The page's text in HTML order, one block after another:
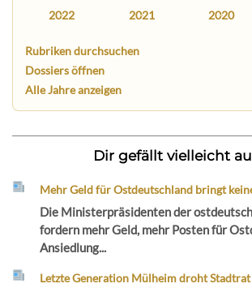
2022 2021 2020
Rubriken durchsuchen
Dossiers öffnen
Alle Jahre anzeigen
Dir gefällt vielleicht
Mehr Geld für Ostdeutschland bringt
Die Ministerpräsidenten der
fordern mehr Geld, mehr Posten für
Ansiedlung...
Letzte Generation Mülheim droht